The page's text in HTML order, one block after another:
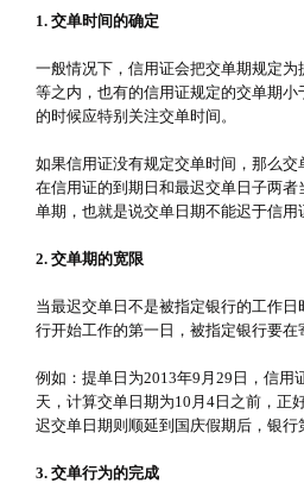
1. 交单时间的确定
一般情况下，信用证会把交单期规定为
等之内，也有的信用证规定的交单期
的时候应特别关注交单时间。
如果信用证没有规定交单时间，那么交
在信用证的到期日和最迟交单日子两
单期，也就是说交单日期不能迟于信用
2. 交单期的宽限
当最迟交单日不是被指定银行的工作
行开始工作的第一日，被指定银行要在
例如：提单日为2013年9月29日，信用
天，计算交单日期为10月4日之前，正
迟交单日期则顺延到国庆假期后，银行
3. 交单行为的完成